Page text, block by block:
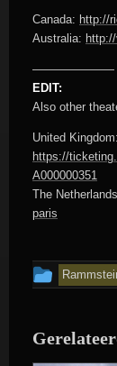
Canada: http://
Australia:
———————
EDIT:
Also other
United Kingdom:
https://
A000000351
The
paris
Dit